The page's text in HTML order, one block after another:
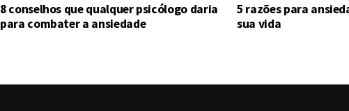
8 conselhos que qualquer psicólogo daria
para combater a ansiedade
5 razões para
sua vida